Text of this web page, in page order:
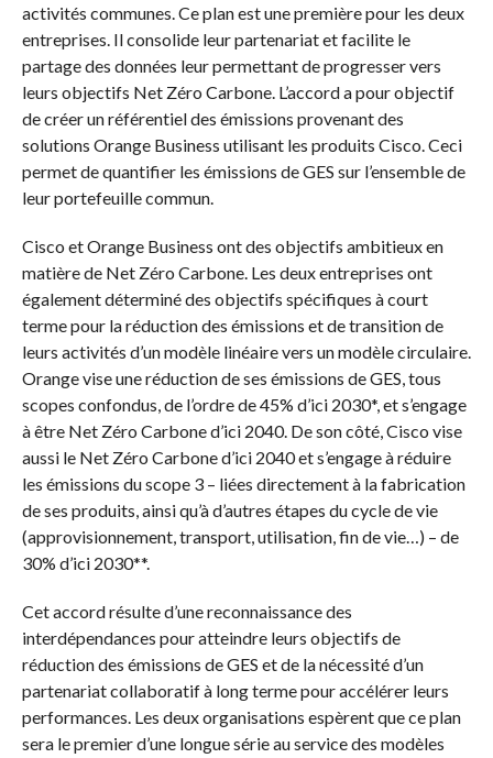
activités communes. Ce plan est une première pour les deux
entreprises. Il consolide leur partenariat et facilite le
partage des données leur permettant de progresser vers
leurs objectifs Net Zéro Carbone. L’accord a pour objectif
de créer un référentiel des émissions provenant des
solutions Orange Business utilisant les produits Cisco. Ceci
permet de quantifier les émissions de GES sur l’ensemble de
leur portefeuille commun.
Cisco et Orange Business ont des objectifs ambitieux en
matière de Net Zéro Carbone. Les deux entreprises ont
également déterminé des objectifs spécifiques à court
terme pour la réduction des émissions et de transition de
leurs activités d’un modèle linéaire vers un modèle circulaire.
Orange vise une réduction de ses émissions de GES, tous
scopes confondus, de l’ordre de 45% d’ici 2030*, et s’engage
à être Net Zéro Carbone d’ici 2040. De son côté, Cisco vise
aussi le Net Zéro Carbone d’ici 2040 et s’engage à réduire
les émissions du scope 3 – liées directement à la fabrication
de ses produits, ainsi qu’à d’autres étapes du cycle de vie
(approvisionnement, transport, utilisation, fin de vie…) – de
30% d’ici 2030**.
Cet accord résulte d’une reconnaissance des
interdépendances pour atteindre leurs objectifs de
réduction des émissions de GES et de la nécessité d’un
partenariat collaboratif à long terme pour accélérer leurs
performances. Les deux organisations espèrent que ce plan
sera le premier d’une longue série au service des modèles